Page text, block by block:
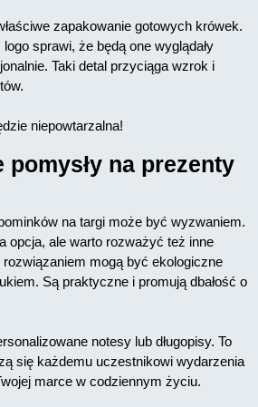
zapakowanie gotowych krówek.
sprawi, że będą one wyglądały
Taki detal przyciąga wzrok i
niepowtarzalna!
pomysły na prezenty
na targi może być wyzwaniem.
opcja, ale warto rozważyć też inne
mogą być ekologiczne
Są praktyczne i promują dbałość o
notesy lub długopisy. To
się każdemu uczestnikowi wydarzenia
marce w codziennym życiu.